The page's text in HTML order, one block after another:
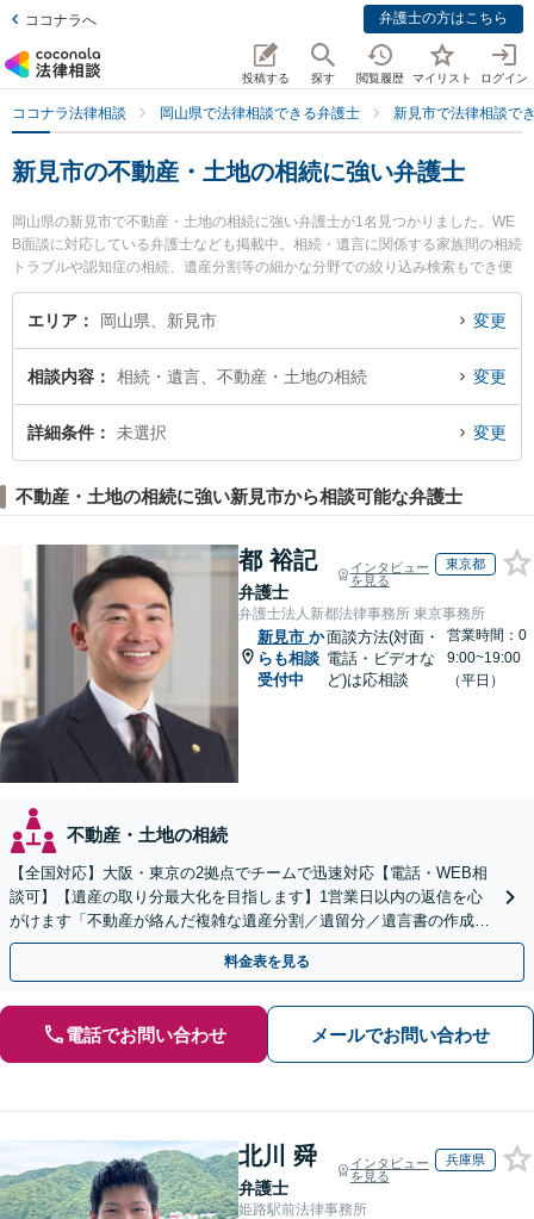
ココナラへ 弁護士の方はこちら
投稿する 探す 閲覧履歴 マイリスト ログイン
ココナラ法律相談 岡山県で法律相談できる弁護士 新見市で法律相談で
新見市の不動産・土地の相続に強い弁護士
岡山県の新見市で不動産・土地の相続に強い弁護士が1名見つかりました。WE
B面談に対応している弁護士なども掲載中。相続・遺言に関係する家族間の相続
トラブルや認知症の相続、遺産分割等の細かな分野での絞り込み検索もでき便
利です。特に弁護士法人岡山パブリック法律事務所 ゆずりは新見支所の大山 知
康弁護士のプロフィール情報や弁護士費用、強みなどが注目されています。
弁護士を検索したい』『初回相談無料で不動産・土地の相続を法律相談できる
新見市内の弁護士に相談予約したい』などでお困りの相談者さんにおすすめで
す。
エリア 岡山県、新見市 変更
相談内容 相続・遺言、不動産・土地の相続 変更
詳細条件 未選択 変更
不動産・土地の相続に強い新見市から相談可能な弁護士
都 裕記
弁護士
インタビュー
を見る
東京都
弁護士法人新都法律事務所 東京事務所
新見市 か
らも相談
受付中
面談方法(対面・
電話・ビデオな
ど)は応相談
営業時間：0
9:00~19:00
（平日）
不動産・土地の相続
【全国対応】大阪・東京の2拠点でチームで迅速対応【電話・WEB相
談可】【遺産の取り分最大化を目指します】1営業日以内の返信を心
がけます「不動産が絡んだ複雑な遺産分割／遺留分／遺言書の作成・
執行／事業承継など、お任せください」【休日相談あり】
料金表を見る
電話でお問い合わせ メールでお問い合わせ
北川 舜
弁護士
インタビュー
を見る
兵庫県
姫路駅前法律事務所